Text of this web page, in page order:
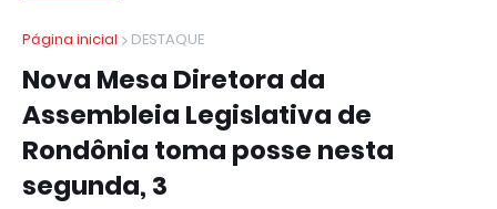
Paulista
Página inicial
DESTAQUE
Nova Mesa Diretora da
Assembleia Legislativa de
Rondônia toma posse nesta
segunda, 3